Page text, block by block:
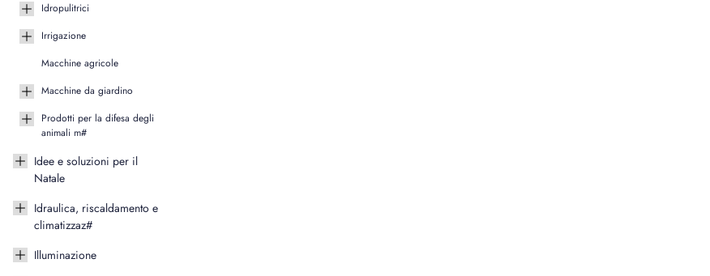
Idropulitrici
Irrigazione
Macchine agricole
Macchine da giardino
Prodotti per la difesa degli
animali m#
Idee e soluzioni per il
Natale
Idraulica, riscaldamento e
climatizzaz#
Illuminazione